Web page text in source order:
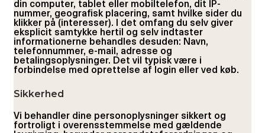
din computer, tablet eller mobiltelefon, dit IP-
nummer, geografisk placering, samt hvilke sider du
klikker på (interesser). I det omfang du selv giver
eksplicit samtykke hertil og selv indtaster
informationerne behandles desuden: Navn,
telefonnummer, e-mail, adresse og
betalingsoplysninger. Det vil typisk være i
forbindelse med oprettelse af login eller ved køb.
Sikkerhed
Vi behandler dine personoplysninger sikkert og
fortroligt i overensstemmelse med gældende